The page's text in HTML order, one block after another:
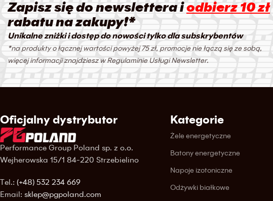
Zapisz się do newslettera iodbierz 10 zł
rabatu na zakupy!*
Unikalne zniżki i dostęp do nowości tylko dla subskrybentów
*na produkty o łącznej wartości powyżej 75 zł, promocje nie łączą się ze sobą,
więcej informacji znajdziesz w Regulaminie Usługi Newsletter.
Oficjalny dystrybutor
Performance Group Poland sp. z o.o.
Wejherowska 15/1 84-220 Strzebielino
Tel.: (+48) 532 234 669
Email: sklep@pgpoland.com
Kategorie
Żele energetyczne
Batony energetyczne
Napoje izotoniczne
Odżywki białkowe